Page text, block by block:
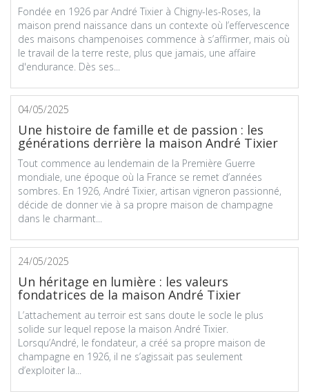
Fondée en 1926 par André Tixier à Chigny-les-Roses, la
maison prend naissance dans un contexte où l’effervescence
des maisons champenoises commence à s’affirmer, mais où
le travail de la terre reste, plus que jamais, une affaire
d'endurance. Dès ses...
04/05/2025
Une histoire de famille et de passion : les
générations derrière la maison André Tixier
Tout commence au lendemain de la Première Guerre
mondiale, une époque où la France se remet d’années
sombres. En 1926, André Tixier, artisan vigneron passionné,
décide de donner vie à sa propre maison de champagne
dans le charmant...
24/05/2025
Un héritage en lumière : les valeurs
fondatrices de la maison André Tixier
L’attachement au terroir est sans doute le socle le plus
solide sur lequel repose la maison André Tixier.
Lorsqu’André, le fondateur, a créé sa propre maison de
champagne en 1926, il ne s’agissait pas seulement
d’exploiter la...